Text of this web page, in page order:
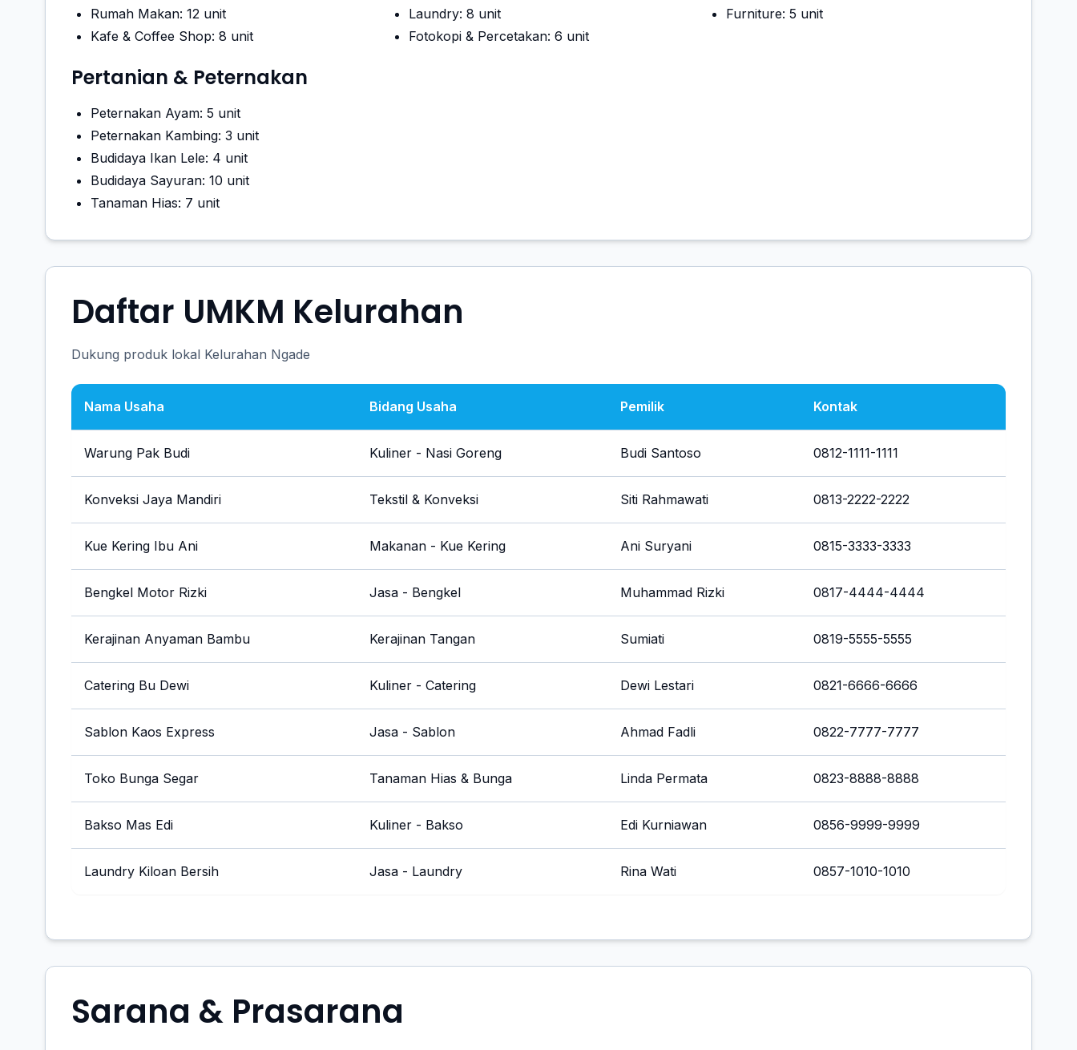
Rumah Makan: 12 unit
Kafe & Coffee Shop: 8 unit
Laundry: 8 unit
Fotokopi & Percetakan: 6 unit
Furniture: 5 unit
Pertanian & Peternakan
Peternakan Ayam: 5 unit
Peternakan Kambing: 3 unit
Budidaya Ikan Lele: 4 unit
Budidaya Sayuran: 10 unit
Tanaman Hias: 7 unit
Daftar UMKM Kelurahan
Dukung produk lokal Kelurahan Ngade
Nama Usaha Bidang Usaha Pemilik Kontak
Warung Pak Budi Kuliner - Nasi Goreng Budi Santoso 0812-1111-1111
Konveksi Jaya Mandiri Tekstil & Konveksi Siti Rahmawati 0813-2222-2222
Kue Kering Ibu Ani Makanan - Kue Kering Ani Suryani 0815-3333-3333
Bengkel Motor Rizki Jasa - Bengkel Muhammad Rizki 0817-4444-4444
Kerajinan Anyaman Bambu Kerajinan Tangan Sumiati 0819-5555-5555
Catering Bu Dewi Kuliner - Catering Dewi Lestari 0821-6666-6666
Sablon Kaos Express Jasa - Sablon Ahmad Fadli 0822-7777-7777
Toko Bunga Segar Tanaman Hias & Bunga Linda Permata 0823-8888-8888
Bakso Mas Edi Kuliner - Bakso Edi Kurniawan 0856-9999-9999
Laundry Kiloan Bersih Jasa - Laundry Rina Wati 0857-1010-1010
Sarana & Prasarana